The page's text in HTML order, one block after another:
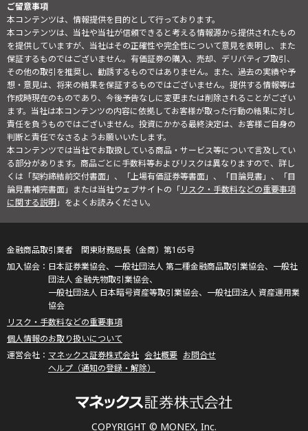
ご留意事項
本コンテンツは、情報提供を目的として行っております。
本コンテンツは、当社や当社が信頼できると考える情報源から提供されたもの
を提供していますが、当社はその正確性や完全性について意見を表明し、また
保証するものではございません。有価証券の購入、売却、デリバティブ取引、
その他の取引を推奨し、勧誘するものではありません。また、過去の実績や予
想・意見は、将来の結果を保証するものではございません。提供する情報等は
作成時現在のものであり、今後予告なしに変更または削除されることがござい
ます。当社は本コンテンツの内容に依拠してお客様が取った行動の結果に対し
責任を負うものではございません。投資にかかる最終決定は、お客様ご自身の
判断と責任でなさるようお願いいたします。
本コンテンツでは当社でお取扱している商品・サービス等について言及してい
る部分があります。商品ごとに手数料等およびリスクは異なりますので、詳し
くは「契約締結前交付書面」、「上場有価証券等書面」、「目論見書」、「目
論見書補完書面」または当社ウェブサイトの「リスク・手数料などの重要事項
に関する説明」をよくお読みください。
COPYRIGHT © MONEX, Inc.
金融商品取引業者 関東財務局長（金商）第165号
日本証券業協会、一般社団法人 第二種金融商品取引業協会、一般社
団法人 金融先物取引業協会、
一般社団法人 日本暗号資産等取引業協会、一般社団法人 資産運用業
協会
リスク・手数料などの重要事項
個人情報のお取り扱いについて
マネックス証券株式会社 会社概要 お問合せ
ヘルプ（通知の登録・解除）